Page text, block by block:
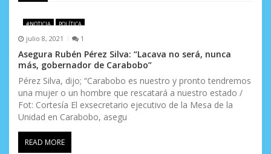
e
n
t
r
a
d
#NOTICIA POLÍTICA
julio 8, 2021 1
Asegura Rubén Pérez Silva: “Lacava no será, nunca
más, gobernador de Carabobo”
Pérez Silva, dijo; “Carabobo es nuestro y pronto tendremos
una mujer o un hombre que rescatará a nuestro estado /
Fot: Cortesía El exsecretario ejecutivo de la Mesa de la
Unidad en Carabobo, asegu
READ MORE